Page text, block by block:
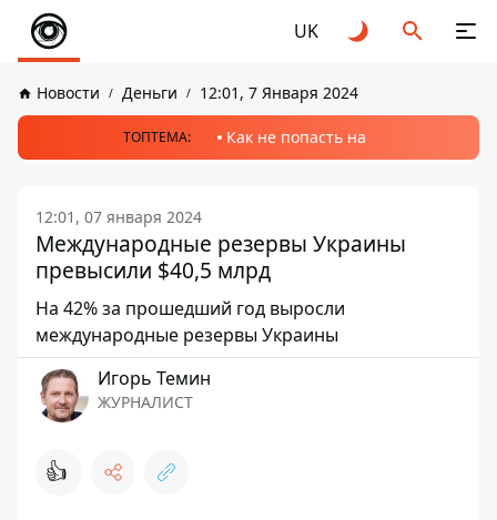
UK
Новости Деньги 12:01, 7 Января 2024
ТОПТЕМА: Как не попасть на
12:01, 07 января 2024
Международные резервы Украины
превысили $40,5 млрд
На 42% за прошедший год выросли
международные резервы Украины
Игорь Темин
ЖУРНАЛИСТ
👍